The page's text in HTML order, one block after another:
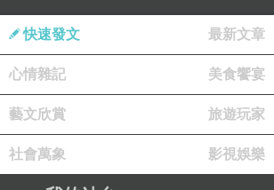
上一篇：小朱週記 20260102_台灣的過勞文
小朱週記 20260222_致敬台灣自行
快速發文 最新文章
心情雜記 美食饗宴
藝文欣賞 旅遊玩家
社會萬象 影視娛樂